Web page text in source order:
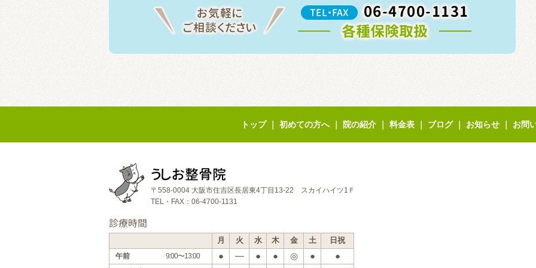
お気軽に
ご相談ください
TEL・FAX
06-4700-1131
各種保険取扱
トップ｜ 初めての方へ｜ 院の紹介 料金表 ブログ｜ お知らせ お問
うしお整骨院
〒558-0004 大阪市住吉区長居東4丁目13-22 スカイハイツ1Ｆ
TEL・FAX：06-4700-1131
診療時間
月 火 水 木 金 土 日祝
午前 9:00〜13:00 ● ― ● ● ◎ ● ●